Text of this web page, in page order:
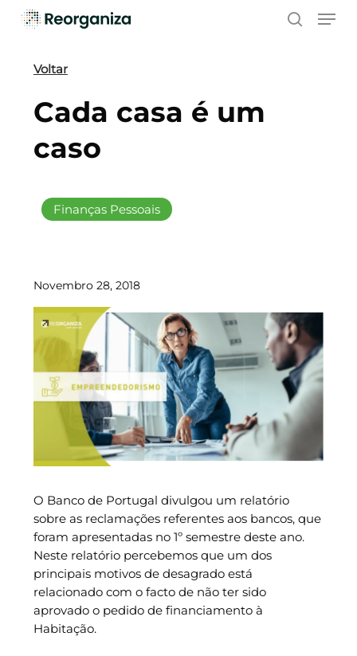
Skip
contentVoltar
Finanças Pessoais
Cada casa é um
caso
Novembro 28, 2018
O Banco de Portugal divulgou um relatório
sobre as reclamações referentes aos bancos, que
foram apresentadas no 1º semestre deste ano.
Neste relatório percebemos que um dos
principais motivos de desagrado está
relacionado com o facto de não ter sido
aprovado o pedido de financiamento à
Habitação.